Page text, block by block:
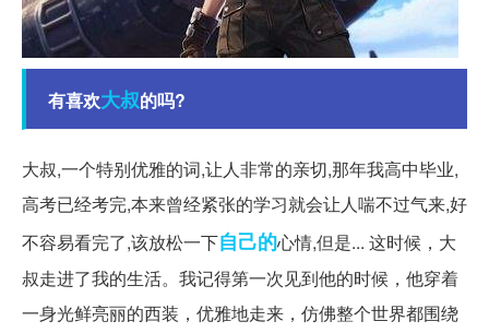
有喜欢大叔的吗?
大叔,一个特别优雅的词,让人非常的亲切,那年我高中毕业,
高考已经考完,本来曾经紧张的学习就会让人喘不过气来,好
不容易看完了,该放松一下自己的心情,但是... 这时候，大
叔走进了我的生活。我记得第一次见到他的时候，他穿着
一身光鲜亮丽的西装，优雅地走来，仿佛整个世界都围绕